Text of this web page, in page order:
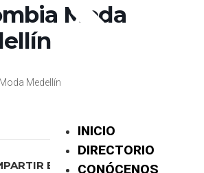
INICIO
DIRECTORIO
CONÓCENOS
Moda
Medellín
ESTE EVENTO